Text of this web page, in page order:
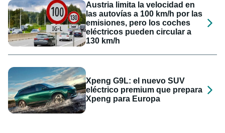
Austria limita la velocidad en
las autovías a 100 km/h por las
emisiones, pero los coches
eléctricos pueden circular a
130 km/h
Xpeng G9L: el nuevo SUV
eléctrico premium que prepara
Xpeng para Europa